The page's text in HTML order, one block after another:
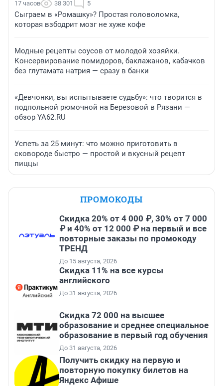
17 часов 38 301 5
Сыграем в «Ромашку»? Простая головоломка,
которая взбодрит мозг не хуже кофе
Модные рецепты соусов от молодой хозяйки.
Консервирование помидоров, баклажанов, кабачков
без глутамата натрия — сразу в банки
«Девчонки, вы испытываете судьбу»: что творится в
подпольной рюмочной на Березовой в Рязани —
обзор YA62.RU
Успеть за 25 минут: что можно приготовить в
сковороде быстро — простой и вкусный рецепт
пиццы
ПРОМОКОДЫ
Скидка 20% от 4 000 ₽, 30% от 7 000
₽ и 40% от 12 000 ₽ на первый и все
повторные заказы по промокоду
ТРЕНД
До 15 августа, 2026
Скидка 11% на все курсы
английского
До 31 августа, 2026
Скидка 72 000 на высшее
образование и среднее специальное
образование в первый год обучения
До 31 августа, 2026
Получить скидку на первую и
повторную покупку билетов на
Яндекс Афише